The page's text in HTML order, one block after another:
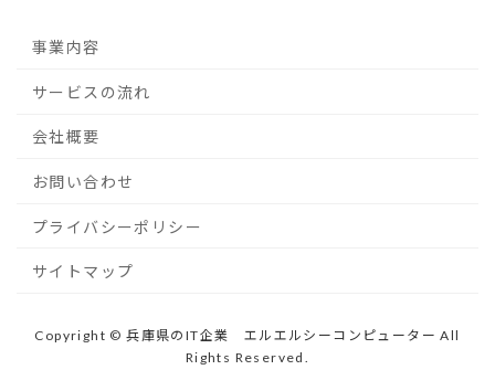
事業内容
サービスの流れ
会社概要
お問い合わせ
プライバシーポリシー
サイトマップ
Copyright © 兵庫県のIT企業 エルエルシーコンピューター All
Rights Reserved.